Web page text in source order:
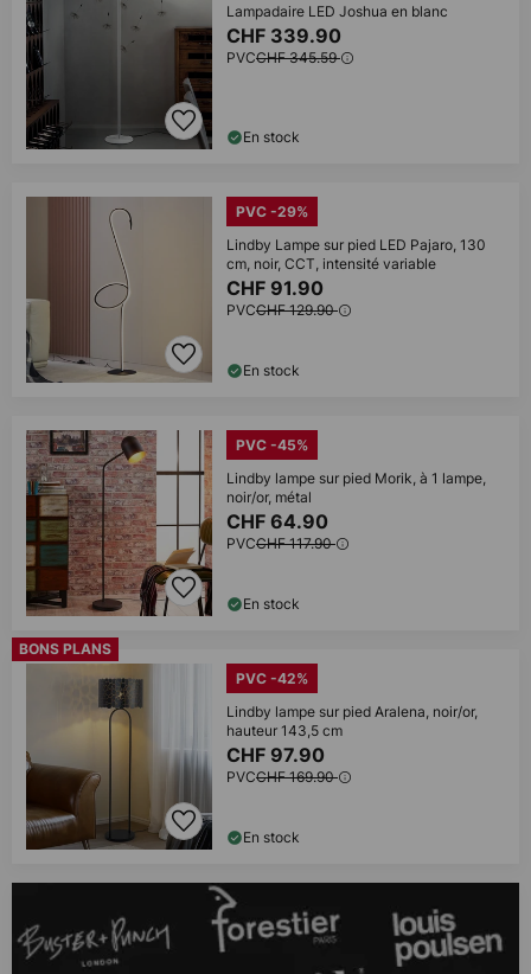
Lampadaire LED Joshua en blanc
CHF 339.90
PVCCHF 345.59
En stock
PVC -29%
Lindby Lampe sur pied LED Pajaro, 130
cm, noir, CCT, intensité variable
CHF 91.90
PVCCHF 129.90
En stock
PVC -45%
Lindby lampe sur pied Morik, à 1 lampe,
noir/or, métal
CHF 64.90
PVCCHF 117.90
En stock
BONS PLANS
PVC -42%
Lindby lampe sur pied Aralena, noir/or,
hauteur 143,5 cm
CHF 97.90
PVCCHF 169.90
En stock